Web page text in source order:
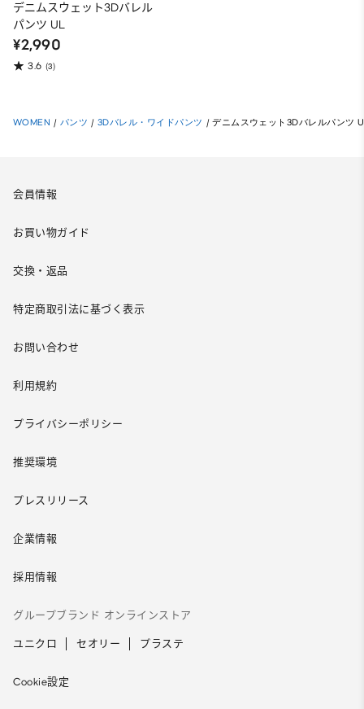
デニムスウェット3Dバレル
パンツ UL
¥2,990
3.6 (3)
WOMEN / パンツ / 3Dバレル・ワイドパンツ / デニムスウェット3Dバレルパンツ
会員情報
お買い物ガイド
交換・返品
特定商取引法に基づく表示
お問い合わせ
利用規約
プライバシーポリシー
推奨環境
プレスリリース
企業情報
採用情報
グループブランド オンラインストア
ユニクロ セオリー プラステ
Cookie設定